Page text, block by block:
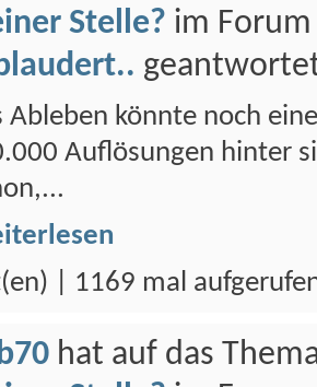
Stelle? im
Ableben könnte noch
Auflösungen hinter
| 1169 mal
hat auf das